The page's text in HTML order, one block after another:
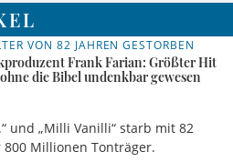
VON 82 JAHREN GESTORBEN
Frank Farian: Größter Hit
die Bibel undenkbar gewesen
und „Milli Vanilli“ starb mit 82
Millionen Tonträger.